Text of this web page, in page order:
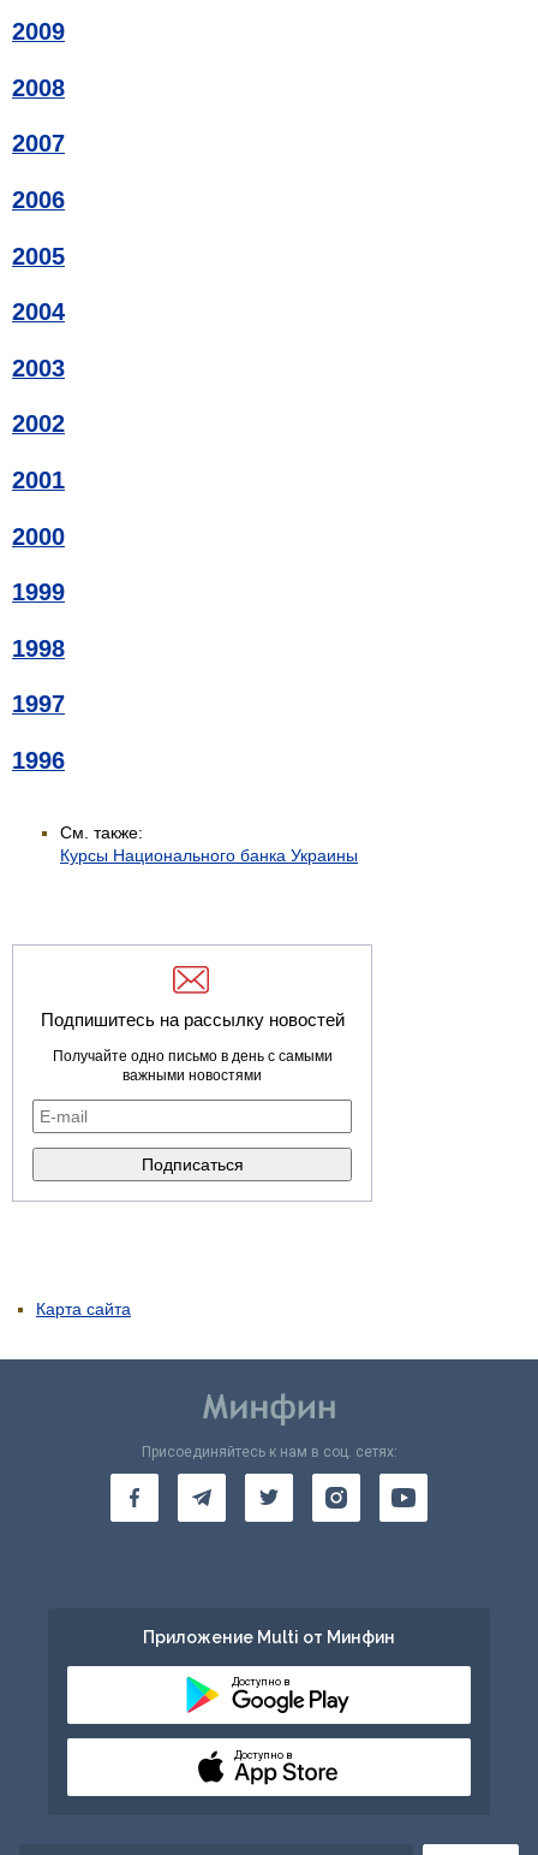
2009
2008
2007
2006
2005
2004
2003
2002
2001
2000
1999
1998
1997
1996
См. также:
Курсы Национального банка Украины
Подпишитесь на рассылку новостей
Получайте одно письмо в день с самыми
важными новостями
Карта сайта
Присоединяйтесь к нам в соц. сетях:
Приложение Multi от Минфин
Доступно в
Доступно в